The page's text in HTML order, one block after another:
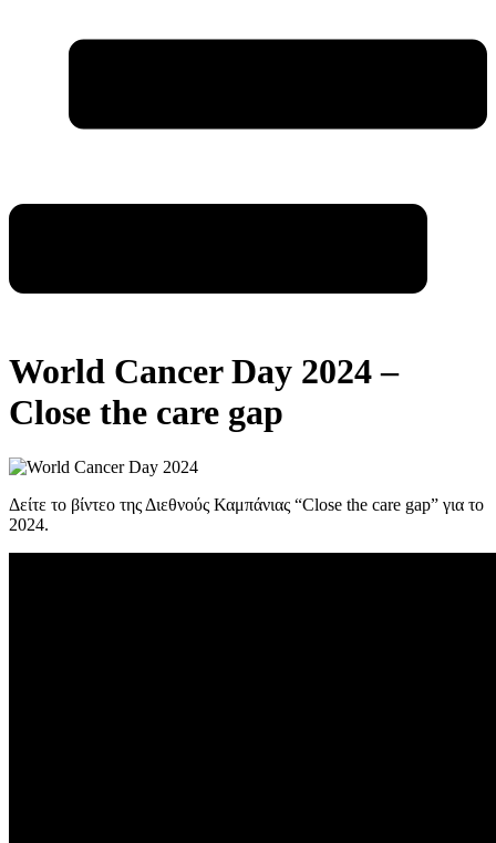
World Cancer Day 2024 –
Close the care gap
Δείτε το βίντεο της Διεθνούς Καμπάνιας “Close the care gap” για το
2024.